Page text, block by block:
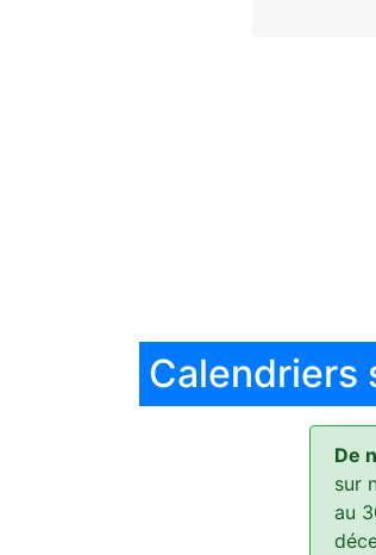
Calendriers
De
sur
au